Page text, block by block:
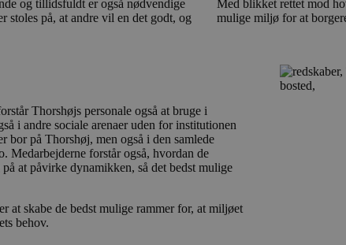
og tillidsfuldt er også nødvendige
stoles på, at andre vil en det godt, og
Med blikket rettet mod
mulige miljø for at
Thorshøjs personale også at bruge i
i andre sociale arenaer uden for institutionen
bor på Thorshøj, men også i den samlede
Medarbejderne forstår også, hvordan de
at påvirke dynamikken, så det bedst mulige
at skabe de bedst mulige rammer for, at miljøet
behov.